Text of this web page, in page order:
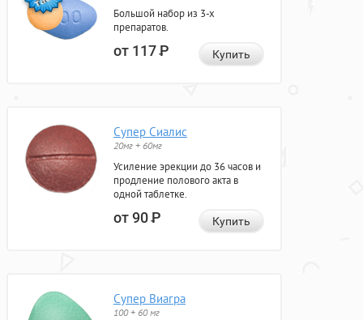
Большой набор из 3-х
препаратов.
от 117Р Купить
Супер Сиалис
20мг + 60мг
Усиление эрекции до 36 часов и
продление полового акта в
одной таблетке.
от 90Р Купить
Супер Виагра
100 + 60 мг